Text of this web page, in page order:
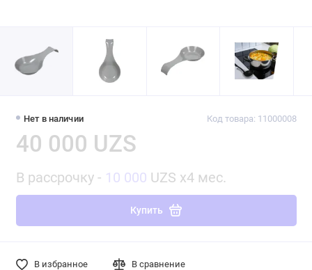
Нет в наличии Код товара: 11000008
40 000 UZS
В рассрочку - 10 000 UZS x4 мес.
Купить
В избранное В сравнение